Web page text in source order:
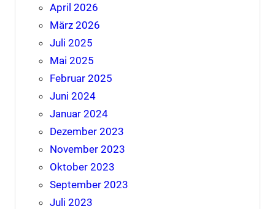
April 2026
März 2026
Juli 2025
Mai 2025
Februar 2025
Juni 2024
Januar 2024
Dezember 2023
November 2023
Oktober 2023
September 2023
Juli 2023